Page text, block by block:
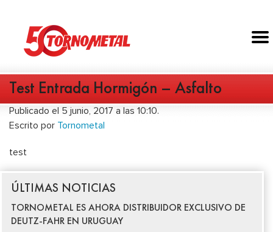
Test Entrada Hormigón – Asfalto
Publicado el 5 junio, 2017 a las 10:10.
Escrito por Tornometal
test
ÚLTIMAS NOTICIAS
TORNOMETAL ES AHORA DISTRIBUIDOR EXCLUSIVO DE
DEUTZ-FAHR EN URUGUAY